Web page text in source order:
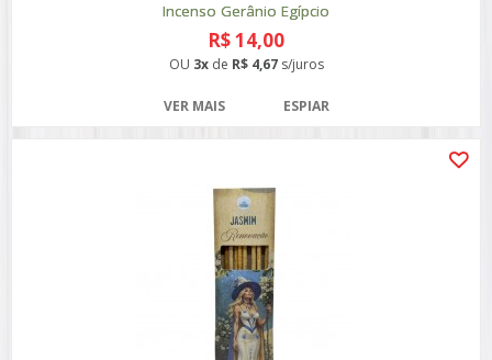
Incenso Gerânio Egípcio
R$ 14,00
OU 3xde R$ 4,67s/juros
VER MAIS ESPIAR